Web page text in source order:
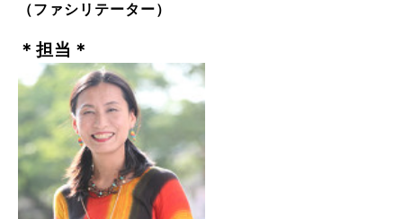
（ファシリテーター）
＊担当＊